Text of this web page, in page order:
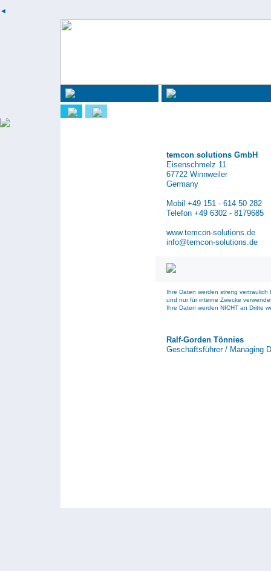
◄
temcon solutions GmbH
Eisenschmelz 11
67722 Winnweiler
Germany
Mobil +49 151 - 614 50 282
Telefon +49 6302 - 8179685
www.temcon-solutions.de
info@temcon-solutions.de
Ihre Daten werden streng vertraulich
und nur für interne Zwecke
Ihre Daten werden NICHT an Dritte
Ralf-Gorden Tönnies
Geschäftsführer / Managing